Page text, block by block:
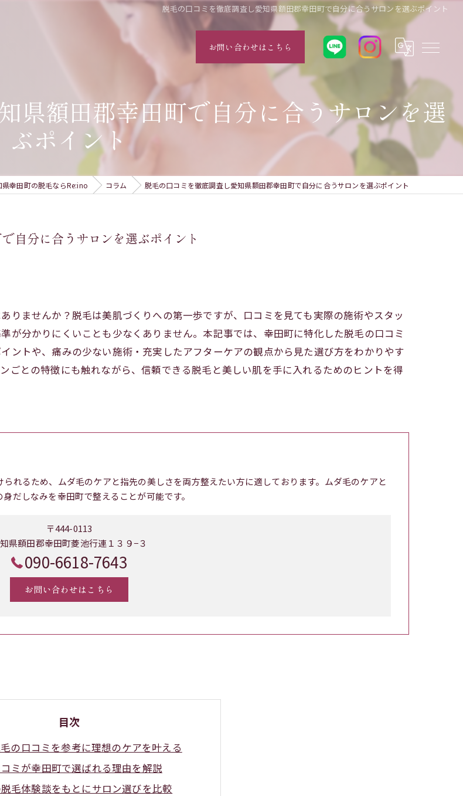
脱毛の口コミを徹底調査し愛知県額田郡幸田町で自分に合うサロンを選ぶポイント
お問い合わせはこちら
県額田郡幸田町で自分に合うサロンを選
ぶポイント
県幸田町の脱毛ならRe:ino コラム 脱毛の口コミを徹底調査し愛知県額田郡幸田町で自分に合うサロンを選ぶポイント
自分に合うサロンを選ぶポイント
りませんか？脱毛は美肌づくりへの第一歩ですが、口コミを見ても実際の施術やスタッ
が分かりにくいことも少なくありません。本記事では、幸田町に特化した脱毛の口コミ
ントや、痛みの少ない施術・充実したアフターケアの観点から見た選び方をわかりやす
ごとの特徴にも触れながら、信頼できる脱毛と美しい肌を手に入れるためのヒントを得
れるため、ムダ毛のケアと指先の美しさを両方整えたい方に適しております。ムダ毛のケアと
だしなみを幸田町で整えることが可能です。
〒444-0113
県額田郡幸田町菱池行連１３９−３
090-6618-7643
お問い合わせはこちら
目次
の口コミを参考に理想のケアを叶える
ミが幸田町で選ばれる理由を解説
毛体験談をもとにサロン選びを比較